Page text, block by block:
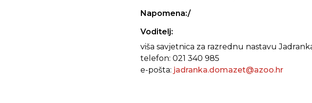
Napomena:/
Voditelj:
viša savjetnica za razrednu nastavu
telefon: 021 340 985
e-pošta: jadranka.domazet@azoo.hr